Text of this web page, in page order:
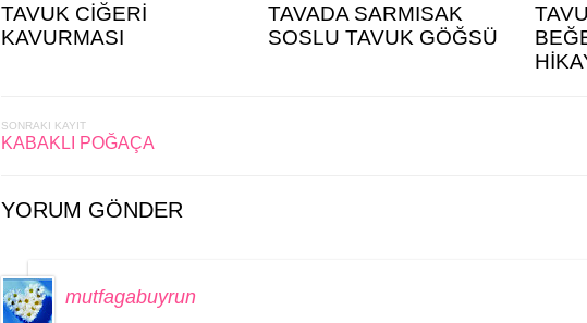
TAVUK CİĞERİ
KAVURMASI
TAVADA SARMISAK
SOSLU TAVUK GÖĞSÜ
SONRAKI KAYIT
KABAKLI POĞAÇA
YORUM GÖNDER
mutfagabuyrun